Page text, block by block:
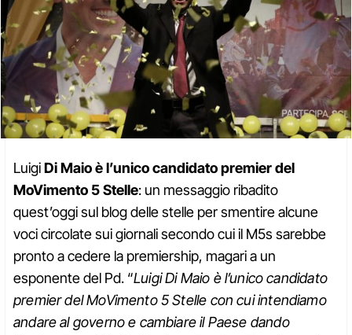
LuigiDi Maio è l’unico candidato premier del
MoVimento 5 Stelle: un messaggio ribadito
quest’oggi sul blog delle stelle per smentire alcune
voci circolate sui giornali secondo cui il M5s sarebbe
pronto a cedere la premiership, magari a un
esponente del Pd. “Luigi Di Maio è l’unico candidato
premier del MoVimento 5 Stelle con cui intendiamo
andare al governo e cambiare il Paese dando